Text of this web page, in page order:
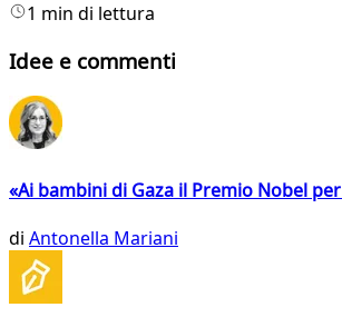
1 min di lettura
Idee e commenti
«Ai bambini di Gaza il Premio Nobel
di Antonella Mariani